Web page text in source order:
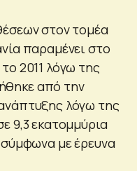
στον τομέα
παραμένει στο
2011 λόγω της
από την
λόγω της
9,3 εκατομμύρια
με έρευνα